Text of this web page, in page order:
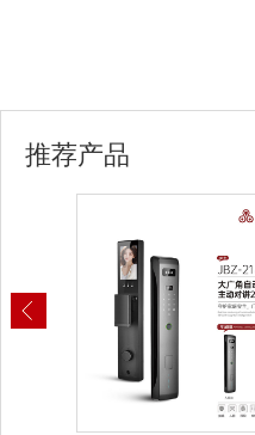
推荐产品